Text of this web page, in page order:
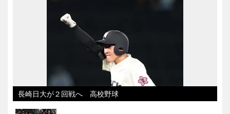
長崎日大が２回戦へ 高校野球